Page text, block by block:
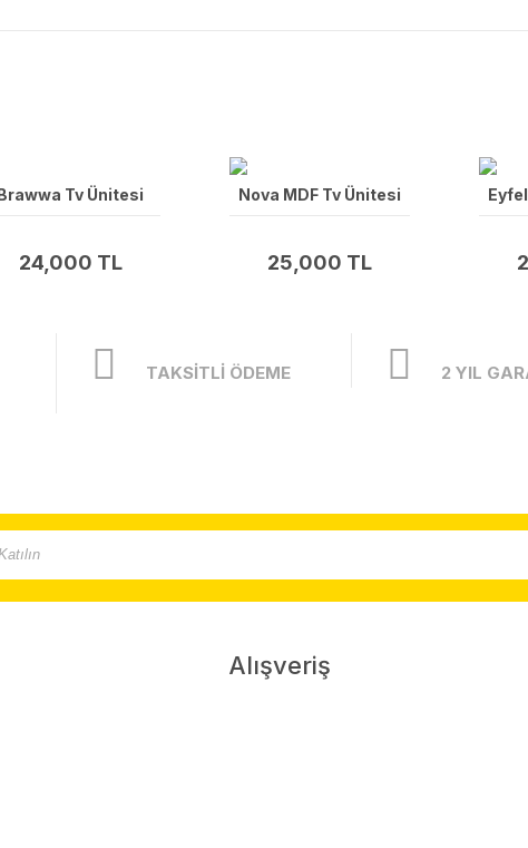
Tv Ünitesi
24,000 TL
Nova MDF Tv Ünitesi
25,000 TL
TAKSİTLİ ÖDEME 2 YIL
Alışveriş